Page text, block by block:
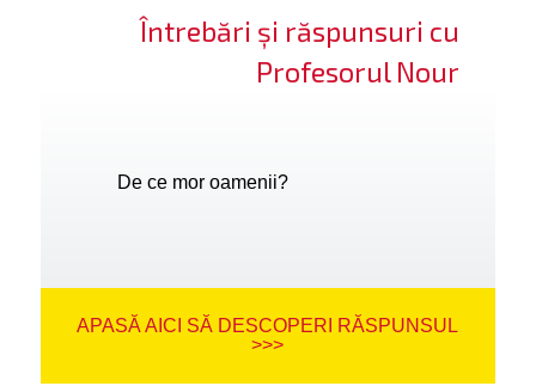
Întrebări și răspunsuri cu
Profesorul Nour
De ce mor oamenii?
APASĂ AICI SĂ DESCOPERI RĂSPUNSUL
>>>